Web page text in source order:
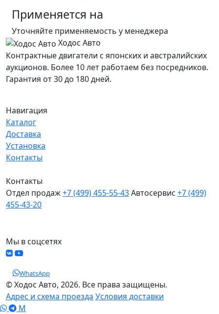
Применяется на
Уточняйте применяемость у менеджера
Ходос Авто
Контрактные двигатели с японских и австралийских
аукционов. Более 10 лет работаем без посредников.
Гарантия от 30 до 180 дней.
Навигация
Каталог
Доставка
Установка
Контакты
Контакты
Отдел продаж+7 (499) 455-55-43Автосервис +7 (499)
455-43-20
Мы в соцсетях
WhatsApp
© Ходос Авто, 2026. Все права защищены.
Адрес и схема проезда Условия доставки
M